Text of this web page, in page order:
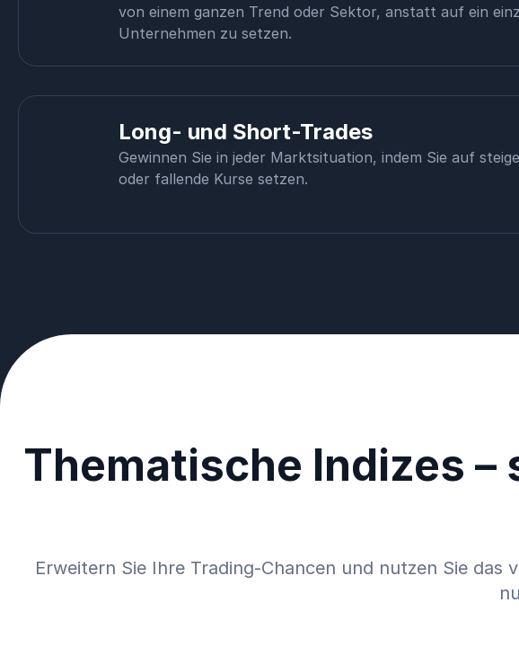
von einem ganzen Trend oder Sektor, anstatt auf ein
Unternehmen zu setzen.
Long- und Short-Trades
Gewinnen Sie in jeder Marktsituation, indem Sie auf
oder fallende Kurse setzen.
Thematische Indizes –
Erweitern Sie Ihre Trading-Chancen und nutzen Sie